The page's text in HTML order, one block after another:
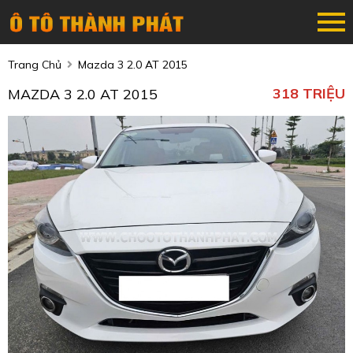
Trang Chủ Mazda 3 2.0 AT 2015
MAZDA 3 2.0 AT 2015 318 TRIỆU